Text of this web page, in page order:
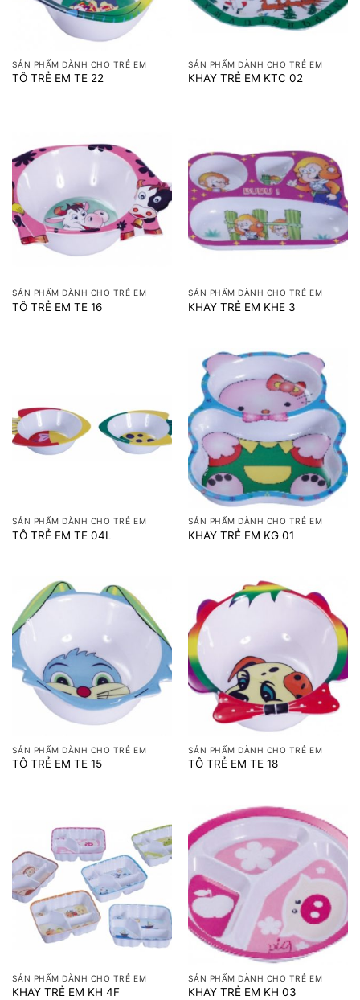
SẢN PHẨM DÀNH CHO TRẺ EM
TÔ TRẺ EM TE 22
SẢN PHẨM DÀNH CHO TRẺ EM
KHAY TRẺ EM KTC 02
SẢN PHẨM DÀNH CHO TRẺ EM
TÔ TRẺ EM TE 16
SẢN PHẨM DÀNH CHO TRẺ EM
KHAY TRẺ EM KHE 3
SẢN PHẨM DÀNH CHO TRẺ EM
TÔ TRẺ EM TE 04L
SẢN PHẨM DÀNH CHO TRẺ EM
KHAY TRẺ EM KG 01
SẢN PHẨM DÀNH CHO TRẺ EM
TÔ TRẺ EM TE 15
SẢN PHẨM DÀNH CHO TRẺ EM
TÔ TRẺ EM TE 18
SẢN PHẨM DÀNH CHO TRẺ EM
KHAY TRẺ EM KH 4F
SẢN PHẨM DÀNH CHO TRẺ EM
KHAY TRẺ EM KH 03